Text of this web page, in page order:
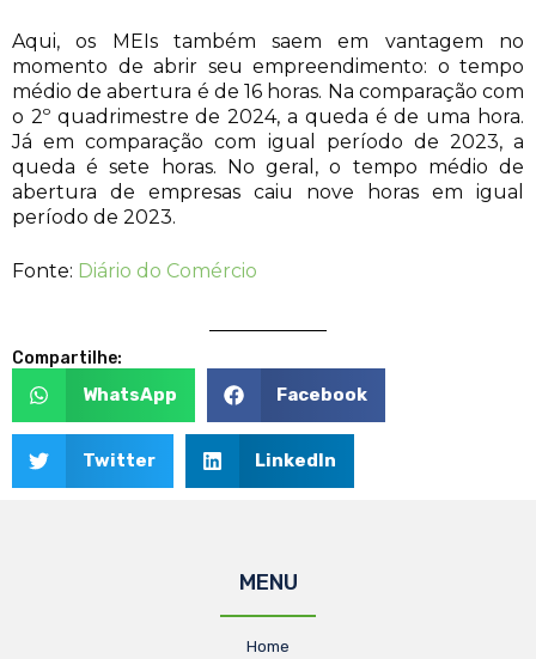
Aqui, os MEIs também saem em vantagem no
momento de abrir seu empreendimento: o tempo
médio de abertura é de 16 horas. Na comparação com
o 2º quadrimestre de 2024, a queda é de uma hora.
Já em comparação com igual período de 2023, a
queda é sete horas. No geral, o tempo médio de
abertura de empresas caiu nove horas em igual
período de 2023.
Fonte: Diário do Comércio
Compartilhe:
WhatsApp Facebook
Twitter LinkedIn
MENU
Home